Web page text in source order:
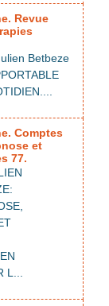
Revue
Betbeze
Comptes
et
77.
L...